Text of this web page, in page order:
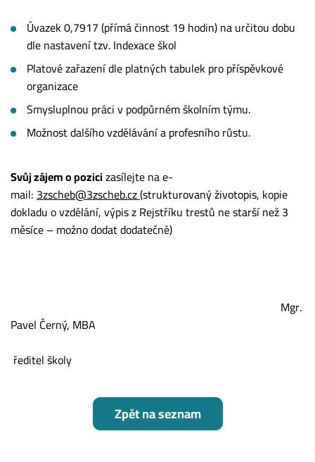
Úvazek 0,7917 (přímá činnost 19 hodin) na určitou dobu
dle nastavení tzv. Indexace škol
Platové zařazení dle platných tabulek pro příspěvkové
organizace
Smysluplnou práci v podpůrném školním týmu.
Možnost dalšího vzdělávání a profesního růstu.
Svůj zájem o pozicizasílejte na e-
mail:3zscheb@3zscheb.cz(strukturovaný životopis, kopie
dokladu o vzdělání, výpis z Rejstříku trestů ne starší než 3
měsíce – možno dodat dodatečně)
Mgr.
Pavel Černý, MBA
ředitel školy
Zpět na seznam